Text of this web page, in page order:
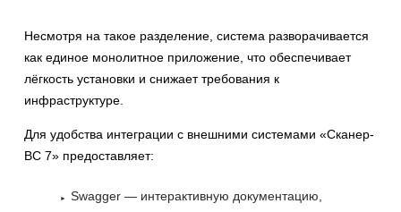
Несмотря на такое разделение, система разворачивается
как единое монолитное приложение, что обеспечивает
лёгкость установки и снижает требования к
инфраструктуре.
Для удобства интеграции с внешними системами «Сканер-
ВС 7» предоставляет:
Swagger — интерактивную документацию,